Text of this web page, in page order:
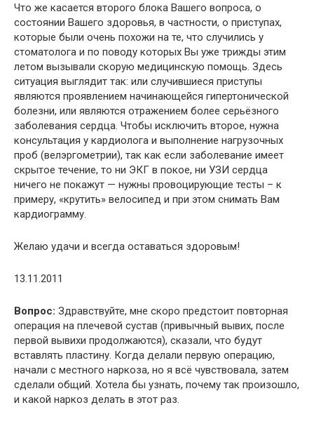
Что же касается второго блока Вашего вопроса, о
состоянии Вашего здоровья, в частности, о приступах,
которые были очень похожи на те, что случились у
стоматолога и по поводу которых Вы уже трижды этим
летом вызывали скорую медицинскую помощь. Здесь
ситуация выглядит так: или случившиеся приступы
являются проявлением начинающейся гипертонической
болезни, или являются отражением более серьёзного
заболевания сердца. Чтобы исключить второе, нужна
консультация у кардиолога и выполнение нагрузочных
проб (велэргометрии), так как если заболевание имеет
скрытое течение, то ни ЭКГ в покое, ни УЗИ сердца
ничего не покажут — нужны провоцирующие тесты – к
примеру, «крутить» велосипед и при этом снимать Вам
кардиограмму.
Желаю удачи и всегда оставаться здоровым!
13.11.2011
Вопрос: Здравствуйте, мне скоро предстоит повторная
операция на плечевой сустав (привычный вывих, после
первой вывихи продолжаются), сказали, что будут
вставлять пластину. Когда делали первую операцию,
начали с местного наркоза, но я всё чувствовала, затем
сделали общий. Хотела бы узнать, почему так произошло,
и какой наркоз делать в этот раз.